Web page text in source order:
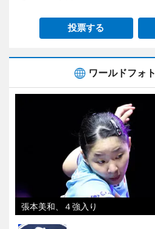
投票する
ワールドフォ
張本美和、４強入り